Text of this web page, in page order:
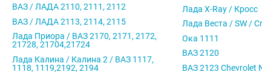
ВАЗ / ЛАДА 2110, 2111, 2112
ВАЗ / ЛАДА 2113, 2114, 2115
Лада Приора / ВАЗ 2170, 2171, 2172,
21728, 21704,21724
Лада Калина / Калина 2 / ВАЗ 1117,
1118, 1119,2192, 2194
Лада X-Ray / Кросс
Лада Веста / SW /
Ока 1111
ВАЗ 2120
ВАЗ 2123 Chevrolet